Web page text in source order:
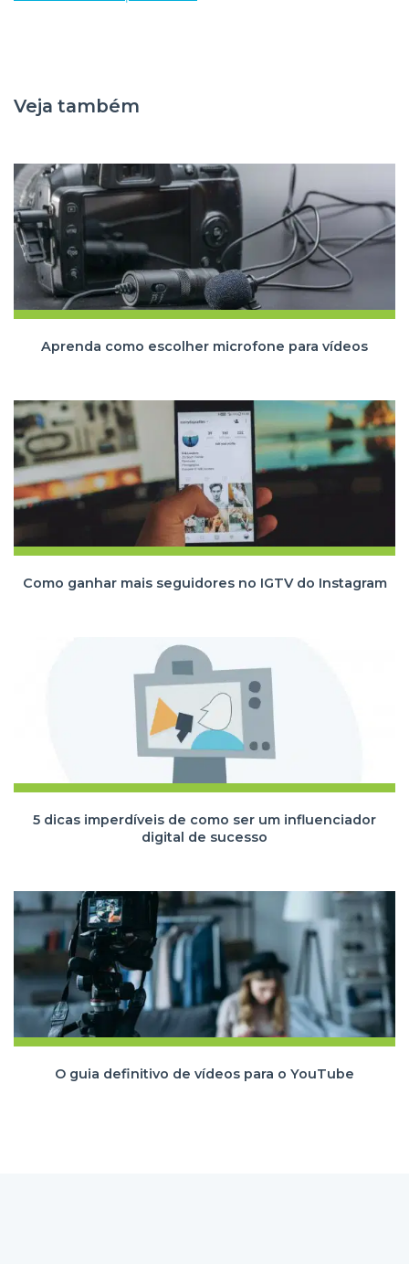
Veja também
Aprenda como escolher microfone para vídeos
Como ganhar mais seguidores no IGTV do Instagram
5 dicas imperdíveis de como ser um influenciador
digital de sucesso
O guia definitivo de vídeos para o YouTube